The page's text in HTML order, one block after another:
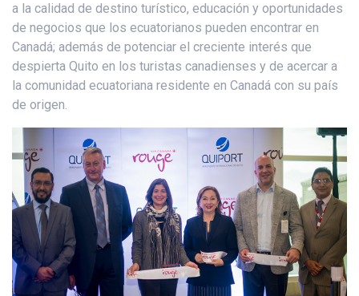
a la calidad de destino turístico, educación y oportunidades
de negocios que los ecuatorianos pueden encontrar en
Canadá; además de potenciar el creciente interés que
despierta Quito en los turistas canadienses y de acercar a
la comunidad ecuatoriana residente en Canadá con su país
de origen.